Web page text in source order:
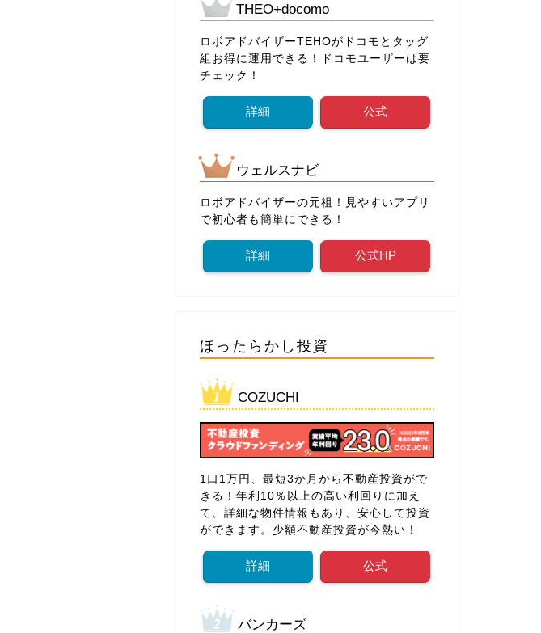
THEO+docomo
ロボアドバイザーTEHOがドコモとタッグ
組お得に運用できる！ドコモユーザーは要
チェック！
詳細 公式
ウェルスナビ
ロボアドバイザーの元祖！見やすいアプリ
で初心者も簡単にできる！
詳細 公式HP
ほったらかし投資
COZUCHI
1口1万円、最短3か月から不動産投資がで
きる！年利10％以上の高い利回りに加え
て、詳細な物件情報もあり、安心して投資
ができます。少額不動産投資が今熱い！
詳細 公式
バンカーズ